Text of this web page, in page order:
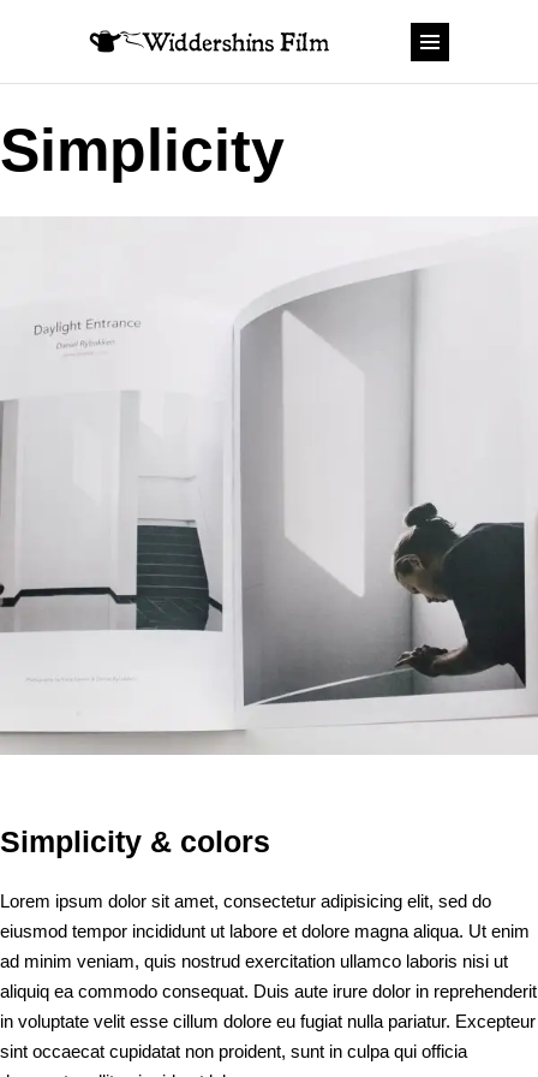
Simplicity
Simplicity & colors
Lorem ipsum dolor sit amet, consectetur adipisicing elit, sed do
eiusmod tempor incididunt ut labore et dolore magna aliqua. Ut enim
ad minim veniam, quis nostrud exercitation ullamco laboris nisi ut
aliquiq ea commodo consequat. Duis aute irure dolor in reprehenderit
in voluptate velit esse cillum dolore eu fugiat nulla pariatur. Excepteur
sint occaecat cupidatat non proident, sunt in culpa qui officia